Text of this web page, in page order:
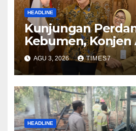
HEADLINE
Kunjungan
Kebumen, Konjen
Jajaki Kerja Sama
hingga
AGU 3, 2026 TIMES7
HEADLINE